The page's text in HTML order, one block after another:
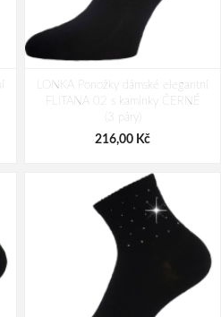
LONKA Ponožky dámské elegantní
FLITANA 02 s kamínky ČERNÉ
(3 páry)
216,00 Kč